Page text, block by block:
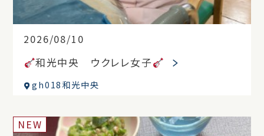
2026/08/10
和光中央 ウクレレ女子
gh018和光中央
NEW